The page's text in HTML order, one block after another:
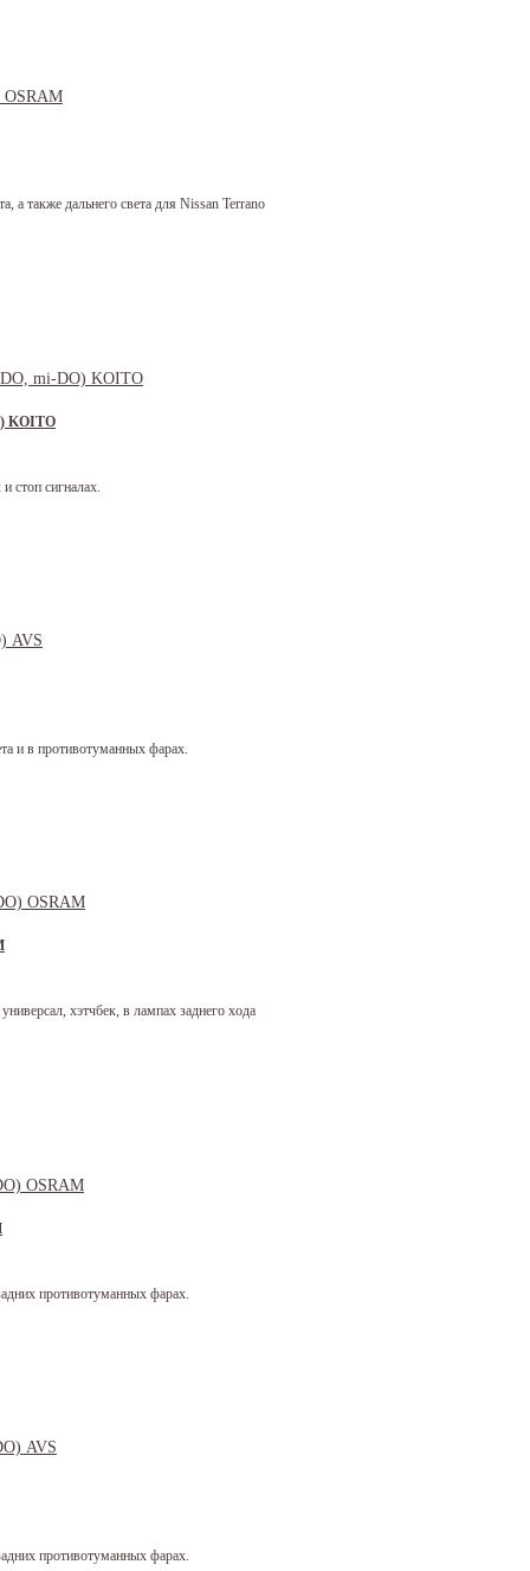
а также дальнего света для Nissan Terrano
KOITO
стоп сигналах.
и в противотуманных фарах.
хэтчбек, в лампах заднего хода
противотуманных фарах.
противотуманных фарах.